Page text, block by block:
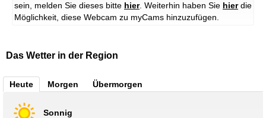
sein, melden Sie dieses bitte hier. Weiterhin haben Sie hierdie
Möglichkeit, diese Webcam zu myCams hinzuzufügen.
Das Wetter in der Region
Heute Morgen Übermorgen
Sonnig